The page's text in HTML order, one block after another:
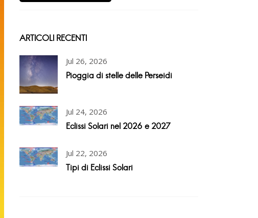
ARTICOLI RECENTI
Jul 26, 2026
Pioggia di stelle delle Perseidi
Jul 24, 2026
Eclissi Solari nel 2026 e 2027
Jul 22, 2026
Tipi di Eclissi Solari